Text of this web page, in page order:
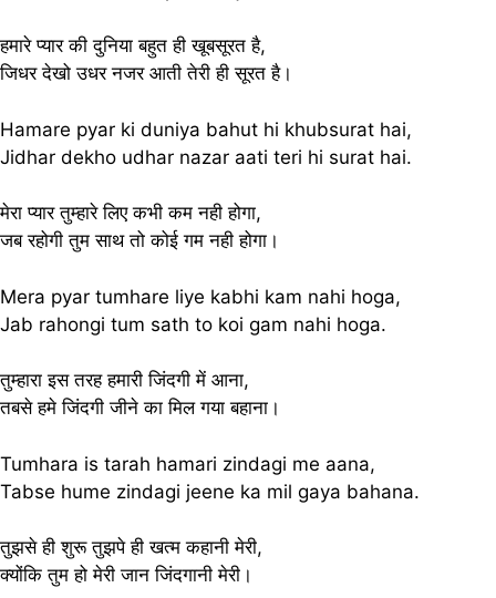
हमारे प्यार की दुनिया बहुत ही खूबसूरत है,
जिधर देखो उधर नजर आती तेरी ही सूरत है।
Hamare pyar ki duniya bahut hi khubsurat hai,
Jidhar dekho udhar nazar aati teri hi surat hai.
मेरा प्यार तुम्हारे लिए कभी कम नही होगा,
जब रहोगी तुम साथ तो कोई गम नही होगा।
Mera pyar tumhare liye kabhi kam nahi hoga,
Jab rahongi tum sath to koi gam nahi hoga.
तुम्हारा इस तरह हमारी जिंदगी में आना,
तबसे हमे जिंदगी जीने का मिल गया बहाना।
Tumhara is tarah hamari zindagi me aana,
Tabse hume zindagi jeene ka mil gaya bahana.
तुझसे ही शुरू तुझपे ही खत्म कहानी मेरी,
क्योंकि तुम हो मेरी जान जिंदगानी मेरी।